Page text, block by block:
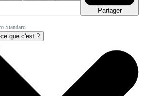
Partager
Standard
que c'est ?